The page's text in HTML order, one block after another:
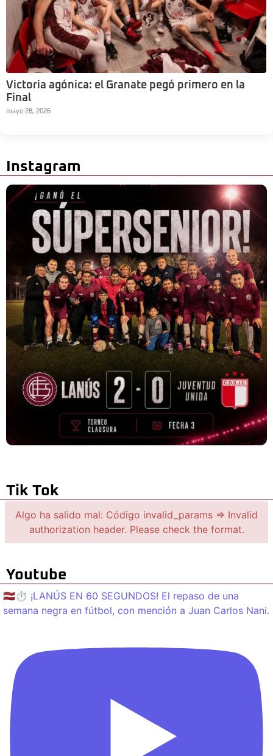
Victoria agónica: el Granate pegó primero en la
Final
mayo 28, 2026
Instagram
Tik Tok
Algo ha salido mal: Código invalid_params => Invalid
authorization header. Please check the format.
Youtube
🇱🇻⏱️ ¡LANÚS EN 60 SEGUNDOS! El repaso de una
semana negra en fútbol, con mención a Juan Carlos Nani.